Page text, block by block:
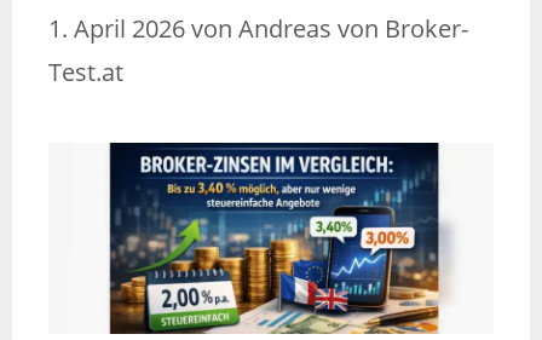
1. April 2026von Andreas von Broker-
Test.at